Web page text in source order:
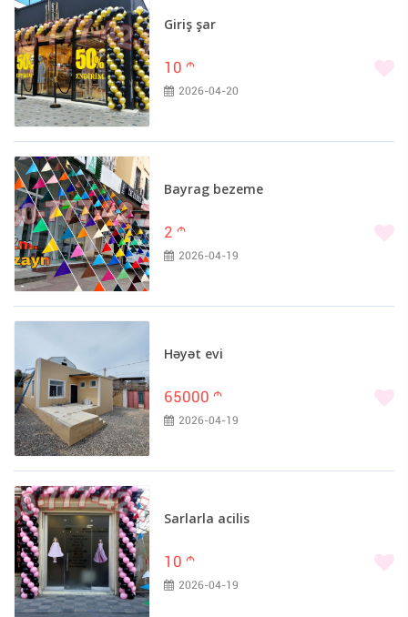
Giriş şar
10 m
2026-04-20
Bayrag bezeme
2 m
2026-04-19
Həyət evi
65000 m
2026-04-19
Sarlarla acilis
10 m
2026-04-19